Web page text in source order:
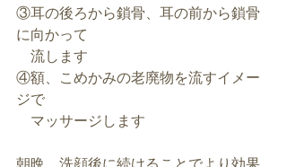
③耳の後ろから鎖骨、耳の前から鎖骨
に向かって
流します
④額、こめかみの老廃物を流すイメー
ジで
マッサージします
朝晩、洗顔後に続けることでより効果